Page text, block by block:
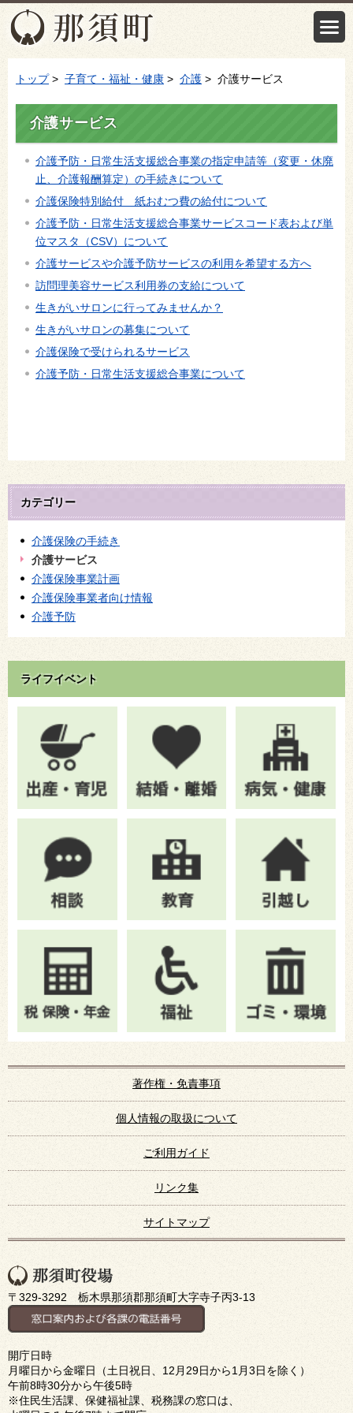
トップ> 子育て・福祉・健康 > 介護 > 介護サービス
介護サービス
介護予防・日常生活支援総合事業の指定申請等（変更・休廃
止、介護報酬算定）の手続きについて
介護保険特別給付 紙おむつ費の給付について
介護予防・日常生活支援総合事業サービスコード表および単
位マスタ（CSV）について
介護サービスや介護予防サービスの利用を希望する方へ
訪問理美容サービス利用券の支給について
生きがいサロンに行ってみませんか？
生きがいサロンの募集について
介護保険で受けられるサービス
介護予防・日常生活支援総合事業について
カテゴリー
介護保険の手続き
介護サービス
介護保険事業計画
介護保険事業者向け情報
介護予防
ライフイベント
著作権・免責事項
個人情報の取扱について
ご利用ガイド
リンク集
サイトマップ
〒329-3292 栃木県那須郡那須町大字寺子丙3-13
開庁日時
月曜日から金曜日（土日祝日、12月29日から1月3日を除く）
午前8時30分から午後5時
※住民生活課、保健福祉課、税務課の窓口は、